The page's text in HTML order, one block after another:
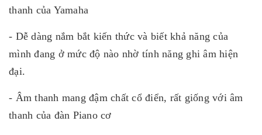
thanh của Yamaha
- Dễ dàng nắm bắt kiến thức và biết khả năng của
mình đang ở mức độ nào nhờ tính năng ghi âm hiện
đại.
- Âm thanh mang đậm chất cổ điển, rất giống với âm
thanh của đàn Piano cơ